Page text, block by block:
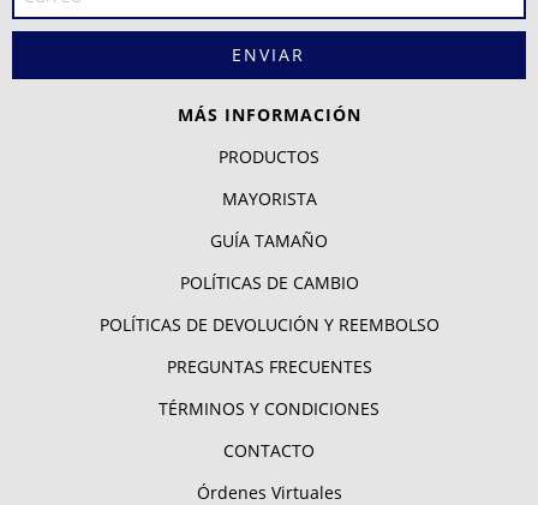
MÁS INFORMACIÓN
PRODUCTOS
MAYORISTA
GUÍA TAMAÑO
POLÍTICAS DE CAMBIO
POLÍTICAS DE DEVOLUCIÓN Y REEMBOLSO
PREGUNTAS FRECUENTES
TÉRMINOS Y CONDICIONES
CONTACTO
Órdenes Virtuales